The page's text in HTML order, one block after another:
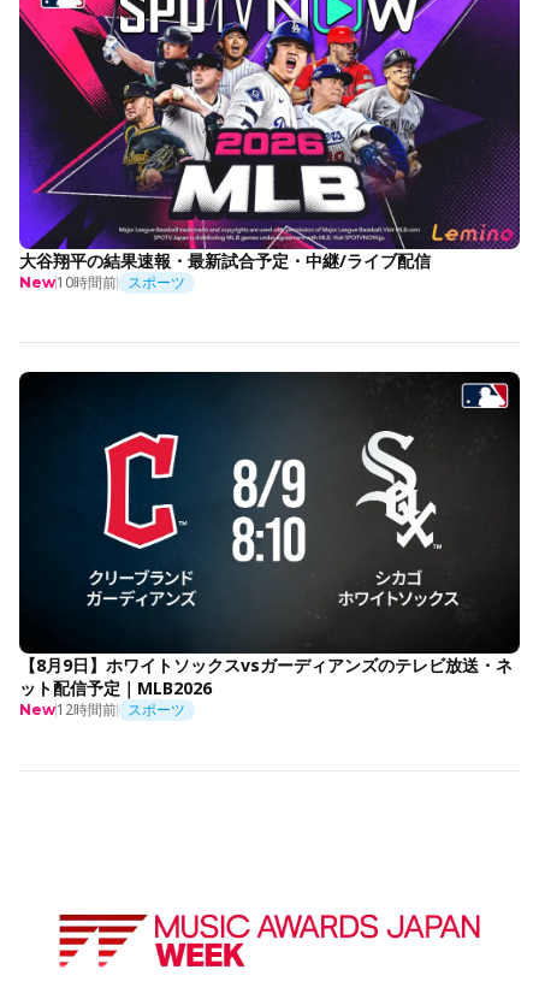
大谷翔平の結果速報・最新試合予定・中継/ライブ配信
New10時間前 スポーツ
【8月9日】ホワイトソックスvsガーディアンズのテレビ放送・ネ
ット配信予定｜MLB2026
New12時間前 スポーツ